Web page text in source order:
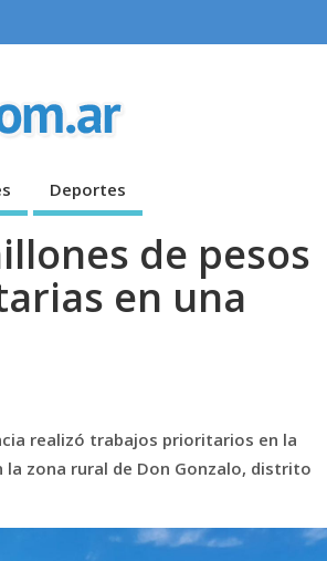
Deportes
de pesos
en una
realizó trabajos prioritarios en la
la zona rural de Don Gonzalo, distrito